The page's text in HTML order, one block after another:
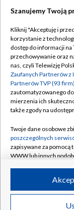
Abonament TVP
Emisja w TVP
Centrum
Naziemna
Rada
System NOS
Informacje o
Program dla
©2026
Szanujemy Twoją
Kliknij "Akceptuję i
korzystanie z
dostęp do informacji
przechowywanie oraz
nas, czyli Telewizję
Zaufanych Partnerów z
Partnerów TVP (93 firm)
zautomatyzowanego
mierzenia ich
także zgody na
Twoje dane osobowe
poszczególnych
zapisywane za pomocą
WWW lub innych
ruchu w Internecie.
Twoje dane osobowe